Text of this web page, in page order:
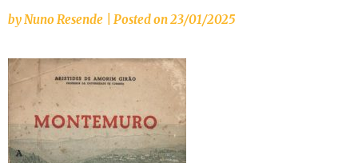
byNuno Resende Posted on23/01/2025